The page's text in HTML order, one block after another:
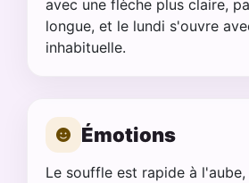
avec une flèche plus claire,
longue, et le lundi s'ouvre
inhabituelle.
Émotions
Le souffle est rapide à l'aube,